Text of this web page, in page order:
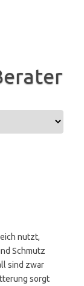
nutzt,
Schmutz
sind zwar
sorgt